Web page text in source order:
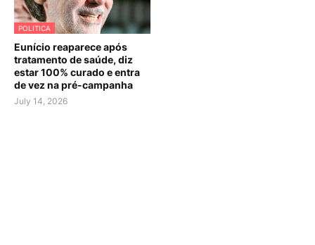
POLITICA
Eunício reaparece após
tratamento de saúde, diz
estar 100% curado e entra
de vez na pré-campanha
July 14, 2026